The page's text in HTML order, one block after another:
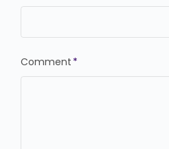
Comment *